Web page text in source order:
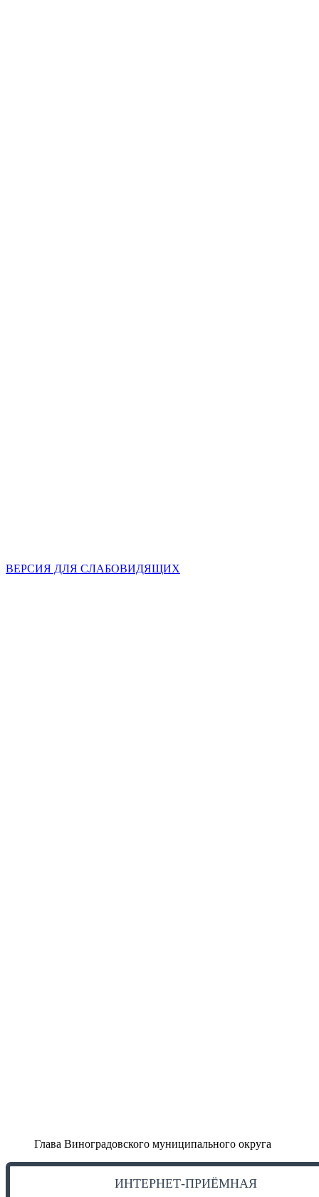
ВЕРСИЯ ДЛЯ СЛАБОВИДЯЩИХ
Глава Виноградовского муниципального округа
ИНТЕРНЕТ-ПРИЁМНАЯ